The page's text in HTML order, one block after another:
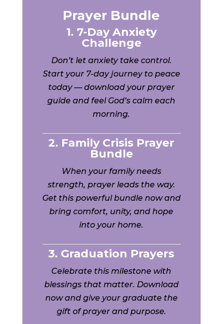
Prayer Bundle
1. 7-Day Anxiety
Challenge
Don’t let anxiety take control.
Start your 7-day journey to peace
today — download your prayer
guide and feel God’s calm each
morning.
2. Family Crisis Prayer
Bundle
When your family needs
strength, prayer leads the way.
Get this powerful bundle now and
bring comfort, unity, and hope
into your home.
3. Graduation Prayers
Celebrate this milestone with
blessings that matter. Download
now and give your graduate the
gift of prayer and purpose.